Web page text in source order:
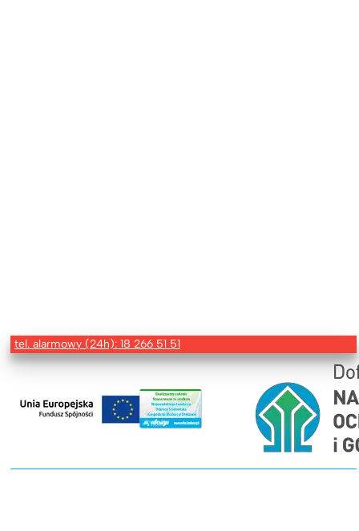
tel. alarmowy (24h): 18 266 51 51